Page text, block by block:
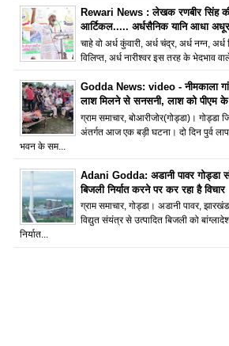
Rewari News : लेखक रणबीर सिंह
आर्टिकल..... अर्धसैनिक यानि आधा
चाहे वो अर्ध कुंवारी, अर्ध चंद्र, अर्ध नग्न, अर्ध
विलिप्त, अर्ध नारीश्वर इस तरह के भेदभाव
Godda News: video - नीमकाला
लाश मिलने से सनसनी, लाश को पीएम के
ग्राम समाचार, बोआरीजोर(गोड्डा)। गोड्डा
अंतर्गत आज एक बड़ी घटना। दो दिन पुर्व
भवन के सम...
Adani Godda: अडानी पावर गोड्डा
बिजली निर्यात करने पर कर रहा है विचार
ग्राम समाचार, गोड्डा। अडानी पावर,
विद्युत संयंत्र से उत्पादित बिजली को
निर्यात...